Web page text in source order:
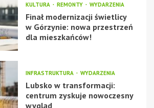
KULTURA REMONTY WYDARZENIA
Finał modernizacji świetlicy
w Górzynie: nowa przestrzeń
dla mieszkańców!
INFRASTRUKTURA WYDARZENIA
Lubsko w transformacji:
centrum zyskuje nowoczesny
wygląd